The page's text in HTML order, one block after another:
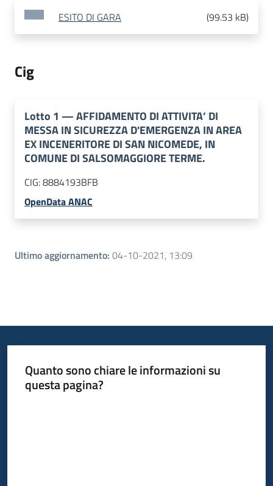
ESITO DI GARA (99.53 kB)
Cig
Lotto 1 —AFFIDAMENTO DI ATTIVITA’ DI
MESSA IN SICUREZZA D'EMERGENZA IN AREA
EX INCENERITORE DI SAN NICOMEDE, IN
COMUNE DI SALSOMAGGIORE TERME.
CIG:8884193BFB
OpenData ANAC
Ultimo aggiornamento: 04-10-2021, 13:09
Quanto sono chiare le informazioni su
questa pagina?